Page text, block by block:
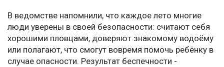
В ведомстве напомнили, что каждое лето многие
люди уверены в своей безопасности: считают себя
хорошими пловцами, доверяют знакомому водоёму
или полагают, что смогут вовремя помочь ребёнку в
случае опасности. Результат беспечности -